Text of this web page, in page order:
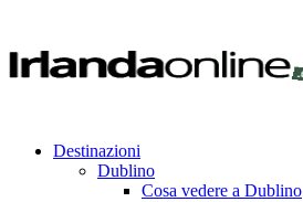
Destinazioni
Dublino
Cosa vedere a Dublino